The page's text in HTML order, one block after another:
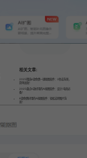
照！
相关文章:
2025精选6款免费一键抠图软件：3秒去背景，
简单高效！
2025盘点6款好用的AI抠图软件：设计/电商必
备！
6款免费好用的AI抠图软件：轻松去除图片背
景！